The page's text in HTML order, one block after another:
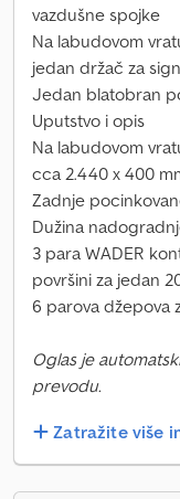
vazdušne spojke
Na labudovom
jedan držač za
Jedan blatobran
Uputstvo i opis
Na labudovom
cca 2.440 x 400
Zadnje
Dužina
3 para WADER
površini za jedan
6 parova džepova
Oglas je
prevodu.
Zatražite više